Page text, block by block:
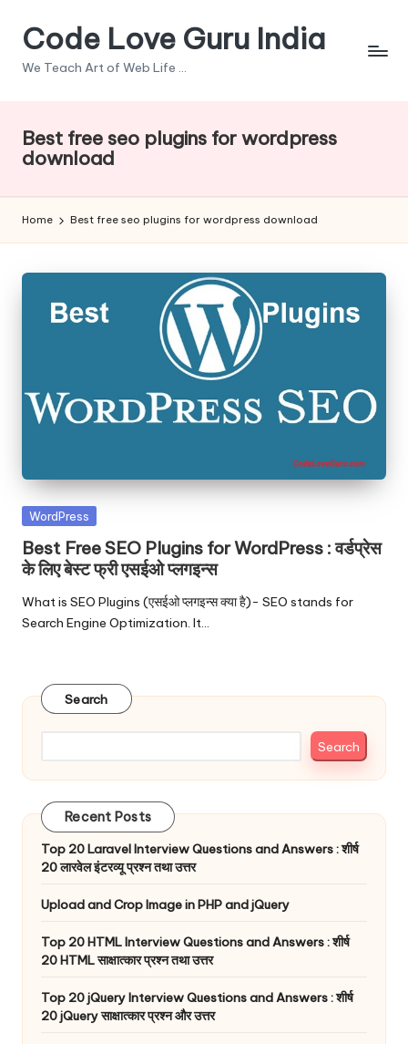
SkipCode Love Guru India
We Teach Art of Web Life ...
Best free seo plugins for wordpress
download
Home Best free seo plugins for wordpress download
Posted
WordPress
Best Free SEO Plugins for WordPress : वर्डप्रेस
के लिए बेस्ट फ्री एसईओ प्लगइन्स
What is SEO Plugins (एसईओ प्लगइन्स क्या है)- SEO stands for
Search Engine Optimization. It…
Search
Search
Recent Posts
Top 20 Laravel Interview Questions and Answers : शीर्ष
20 लारवेल इंटरव्यू प्रश्न तथा उत्तर
Upload and Crop Image in PHP and jQuery
Top 20 HTML Interview Questions and Answers : शीर्ष
20 HTML साक्षात्कार प्रश्न तथा उत्तर
Top 20 jQuery Interview Questions and Answers : शीर्ष
20 jQuery साक्षात्कार प्रश्न और उत्तर